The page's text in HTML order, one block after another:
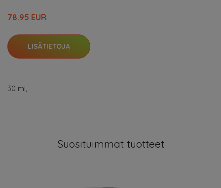
78.95 EUR
LISÄTIETOJA
30 ml,
Suosituimmat tuotteet